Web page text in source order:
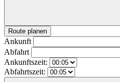
Route planen
Ankunft
Abfahrt
Ankunftszeit:
Abfahrtszeit: